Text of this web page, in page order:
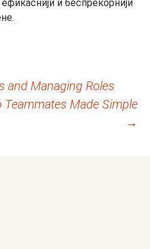
и беспрекорнији
and Managing Roles
Made Simple
→